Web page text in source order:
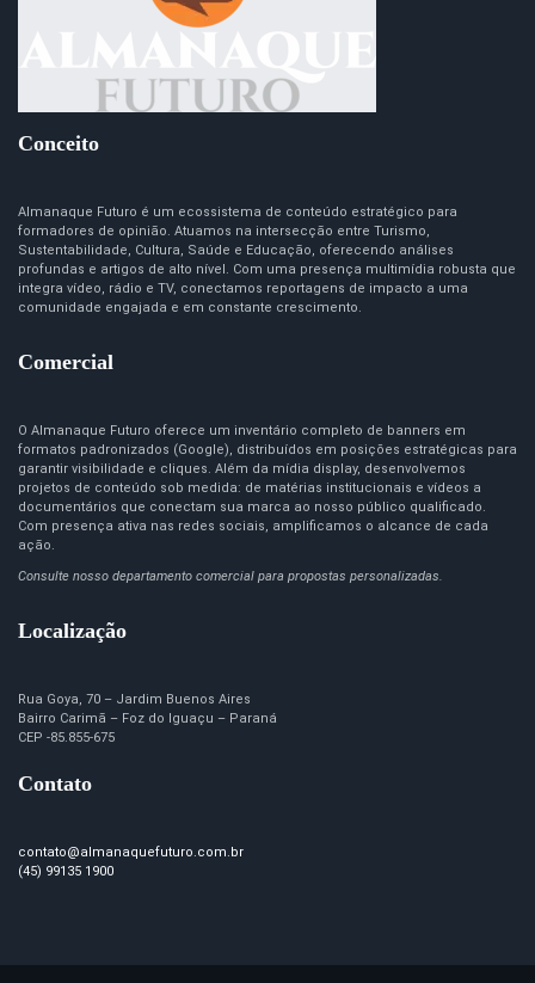
Conceito
Almanaque Futuro é um ecossistema de conteúdo estratégico para
formadores de opinião. Atuamos na intersecção entre Turismo,
Sustentabilidade, Cultura, Saúde e Educação, oferecendo análises
profundas e artigos de alto nível. Com uma presença multimídia robusta que
integra vídeo, rádio e TV, conectamos reportagens de impacto a uma
comunidade engajada e em constante crescimento.
Comercial
O Almanaque Futuro oferece um inventário completo de banners em
formatos padronizados (Google), distribuídos em posições estratégicas para
garantir visibilidade e cliques. Além da mídia display, desenvolvemos
projetos de conteúdo sob medida: de matérias institucionais e vídeos a
documentários que conectam sua marca ao nosso público qualificado.
Com presença ativa nas redes sociais, amplificamos o alcance de cada
ação.
Consulte nosso departamento comercial para propostas personalizadas.
Localização
Rua Goya, 70 – Jardim Buenos Aires
Bairro Carimã – Foz do Iguaçu – Paraná
CEP -85.855-675
Contato
contato@almanaquefuturo.com.br
(45) 99135 1900